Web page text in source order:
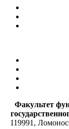
Факультет
119991,